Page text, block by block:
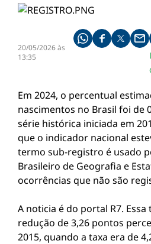
20/05/2026 às
13:35
Compartilhe pelo
Compartilhar
Em 2024, o percentual
nascimentos no Brasil foi de
série histórica iniciada em
que o indicador nacional
termo sub-registro é usado
Brasileiro de Geografia e
ocorrências que não são
A noticia é do portal R7.
redução de 3,26 pontos
2015, quando a taxa era de